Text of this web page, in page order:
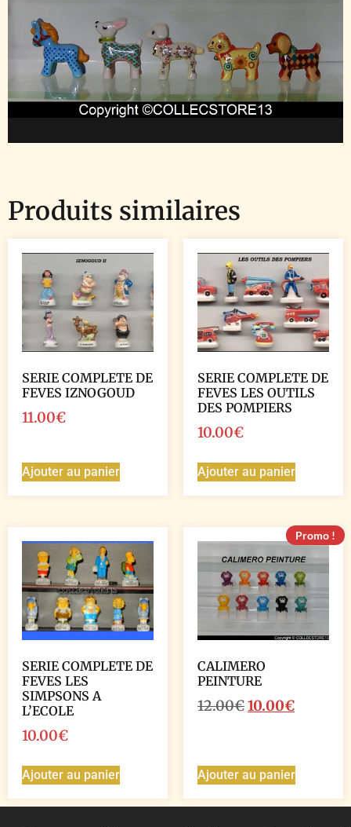
Produits similaires
SERIE COMPLETE DE
FEVES IZNOGOUD
11.00€
Ajouter au panier
SERIE COMPLETE DE
FEVES LES OUTILS
DES POMPIERS
10.00€
Ajouter au panier
SERIE COMPLETE DE
FEVES LES
SIMPSONS A
L’ECOLE
10.00€
Ajouter au panier
Promo !
CALIMERO
PEINTURE
12.00€10.00€
Ajouter au panier